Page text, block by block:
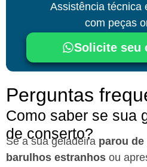
Assistência técnica
com peças
Solicite seu
Perguntas
Como saber se sua
de conserto?
Se a sua geladeira parou de
barulhos estranhos ou